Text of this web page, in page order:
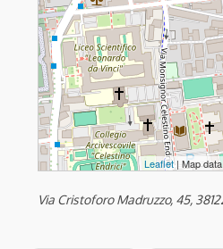
Leaflet| Map
Via Cristoforo Madruzzo, 45,